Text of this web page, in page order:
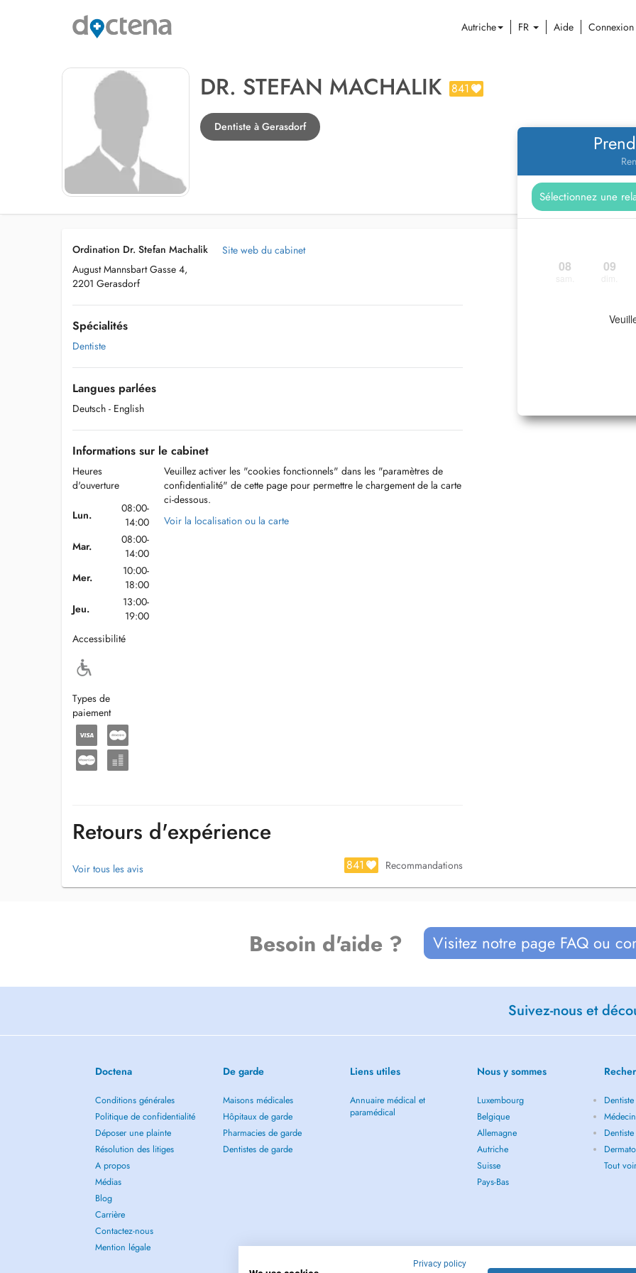
Autriche FR Aide Connexion
DR. STEFAN MACHALIK 841
Dentiste à Gerasdorf
08 09
Ordination Dr. Stefan Machalik
August Mannsbart Gasse 4,
2201 Gerasdorf
Site web du cabinet
Spécialités
Dentiste
Langues parlées
Deutsch - English
Informations sur le cabinet
Heures
d'ouverture
Lun.
08:00-
14:00
Mar.
08:00-
14:00
Mer.
10:00-
18:00
Jeu.
13:00-
19:00
Accessibilité
Types de
paiement
Veuillez activer les "cookies fonctionnels" dans les "paramètres de
confidentialité" de cette page pour permettre le chargement de la carte
ci-dessous.
Voir la localisation ou la carte
Retours d'expérience
Voir tous les avis 841 Recommandations
Besoin d'aide ? Visitez notre page FAQ ou
Suivez-nous et
Doctena
Conditions générales
Politique de confidentialité
Déposer une plainte
Résolution des litiges
A propos
Médias
Blog
Carrière
Contactez-nous
Mention légale
De garde
Maisons médicales
Hôpitaux de garde
Pharmacies de garde
Dentistes de garde
Liens utiles
Annuaire médical et
paramédical
Nous y sommes
Luxembourg
Belgique
Allemagne
Autriche
Suisse
Pays-Bas
Tout
Privacy policy